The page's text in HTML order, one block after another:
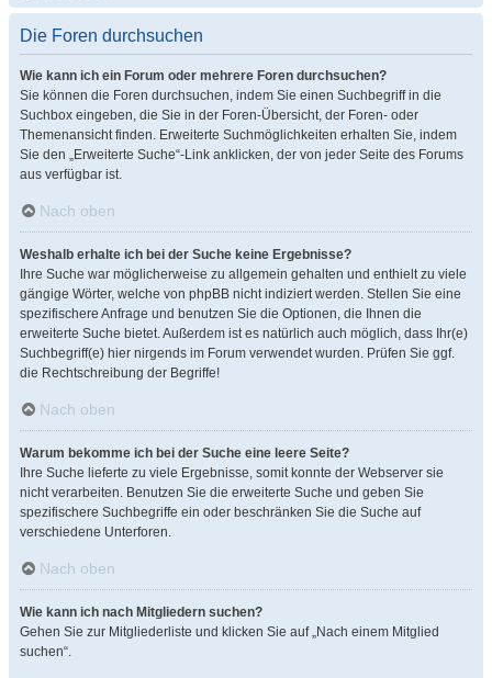
Die Foren durchsuchen
Wie kann ich ein Forum oder mehrere Foren durchsuchen?
Sie können die Foren durchsuchen, indem Sie einen Suchbegriff in die
Suchbox eingeben, die Sie in der Foren-Übersicht, der Foren- oder
Themenansicht finden. Erweiterte Suchmöglichkeiten erhalten Sie, indem
Sie den „Erweiterte Suche“-Link anklicken, der von jeder Seite des Forums
aus verfügbar ist.
Nach oben
Weshalb erhalte ich bei der Suche keine Ergebnisse?
Ihre Suche war möglicherweise zu allgemein gehalten und enthielt zu viele
gängige Wörter, welche von phpBB nicht indiziert werden. Stellen Sie eine
spezifischere Anfrage und benutzen Sie die Optionen, die Ihnen die
erweiterte Suche bietet. Außerdem ist es natürlich auch möglich, dass Ihr(e)
Suchbegriff(e) hier nirgends im Forum verwendet wurden. Prüfen Sie ggf.
die Rechtschreibung der Begriffe!
Nach oben
Warum bekomme ich bei der Suche eine leere Seite?
Ihre Suche lieferte zu viele Ergebnisse, somit konnte der Webserver sie
nicht verarbeiten. Benutzen Sie die erweiterte Suche und geben Sie
spezifischere Suchbegriffe ein oder beschränken Sie die Suche auf
verschiedene Unterforen.
Nach oben
Wie kann ich nach Mitgliedern suchen?
Gehen Sie zur Mitgliederliste und klicken Sie auf „Nach einem Mitglied
suchen“.